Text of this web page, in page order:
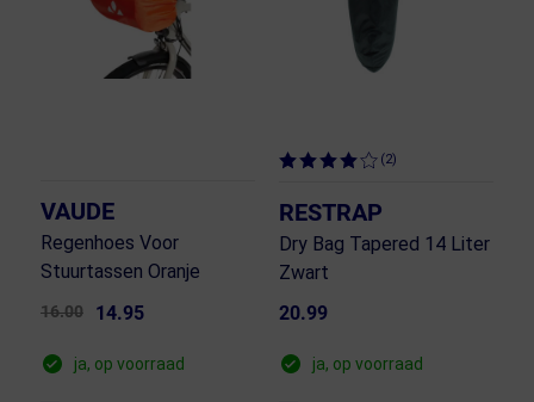
VAUDE
Regenhoes Voor
Stuurtassen Oranje
16.00 14.95
ja, op voorraad
(2)
RESTRAP
Dry Bag Tapered 14 Liter
Zwart
20.99
ja, op voorraad